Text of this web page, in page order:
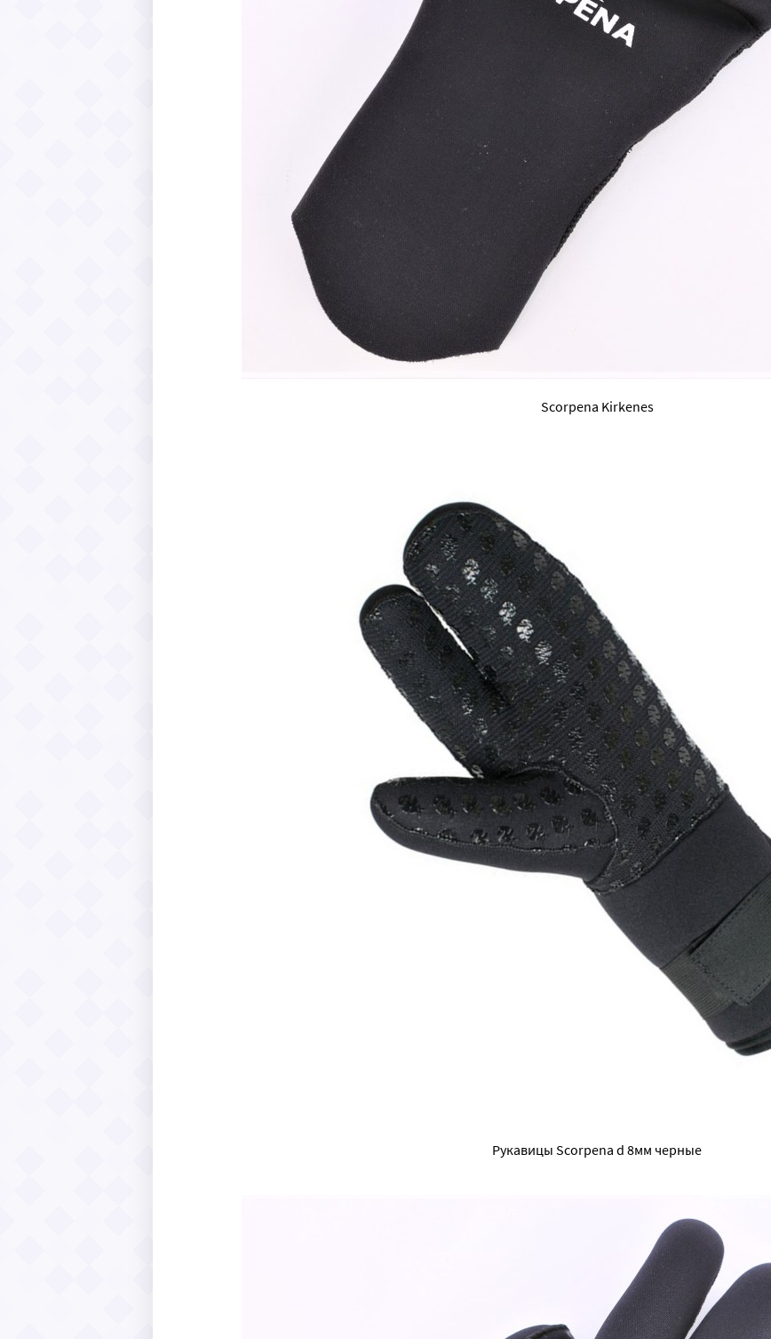
Scorpena Kirkenes
Рукавицы Scorpena d 8мм черные